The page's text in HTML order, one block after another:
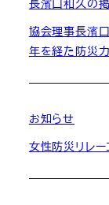
長濱口和久の
協会理事長濱口
年を経た防災力
お知らせ
女性防災リレー